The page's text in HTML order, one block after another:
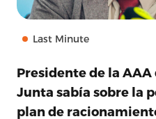
Last Minute
Presidente de la AAA
Junta sabía sobre la
plan de